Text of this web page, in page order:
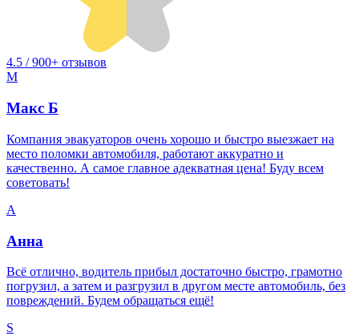
4.5 / 900+ отзывов
М
Макс Б
Компания эвакуаторов очень хорошо и быстро выезжает на
место поломки автомобиля, работают аккуратно и
качественно. А самое главное адекватная цена! Буду всем
советовать!
А
Анна
Всё отлично, водитель прибыл достаточно быстро, грамотно
погрузил, а затем и разгрузил в другом месте автомобиль, без
повреждений. Будем обращаться ещё!
S